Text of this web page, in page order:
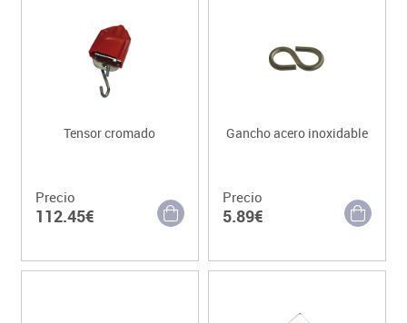
Tensor cromado
Precio
112.45€
Gancho acero inoxidable
Precio
5.89€